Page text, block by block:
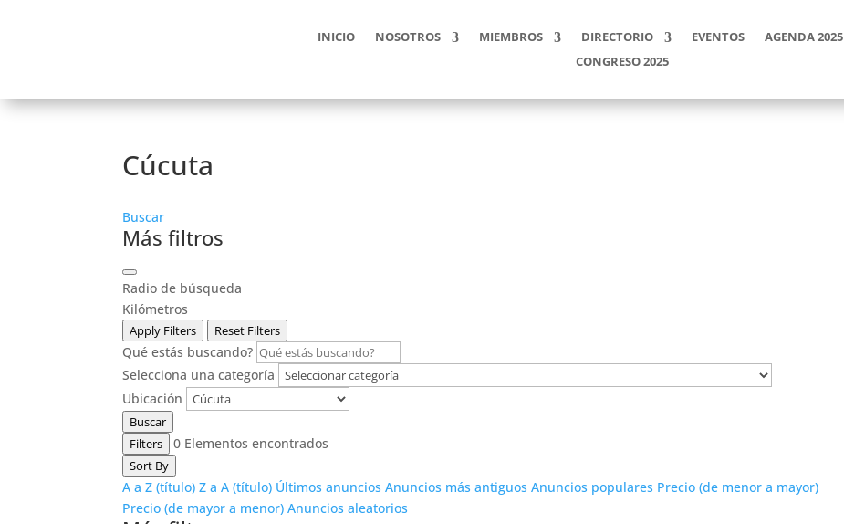
INICIO NOSOTROS MIEMBROS DIRECTORIO EVENTOS AGENDA 2025
CONGRESO 2025
Cúcuta
Buscar
Más filtros
Radio de búsqueda
Kilómetros
Apply Filters Reset Filters
Qué estás buscando?
Selecciona una categoría
Ubicación
Buscar
Filters
0 Elementos encontrados
Sort By
A a Z (título) Z a A (título) Últimos anuncios Anuncios más antiguos Anuncios populares Precio (de menor a mayor)
Precio (de mayor a menor) Anuncios aleatorios